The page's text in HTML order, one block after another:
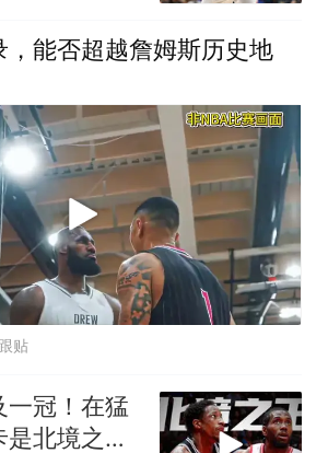
，能否超越詹姆斯历史地
贴
一冠！在猛
是北境之